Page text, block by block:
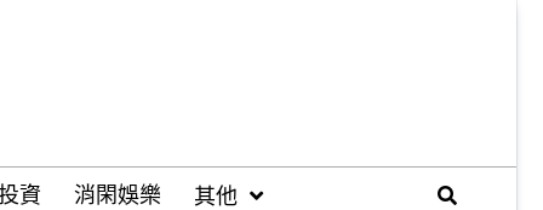
資 消閑娛樂 其他